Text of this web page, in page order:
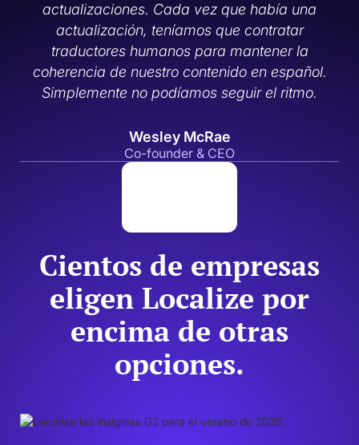
Cientos de empresas
eligen Localize por
encima de otras
opciones.
actualizaciones. Cada vez que había una
actualización, teníamos que contratar
traductores humanos para mantener la
coherencia de nuestro contenido en español.
Simplemente no podíamos seguir el ritmo.
Wesley McRae
Co-founder & CEO